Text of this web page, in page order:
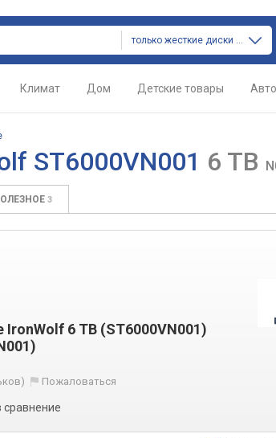
только жесткие диски (hdd)
Климат Дом Детские товары Авто
ST6000VN001 6 TB
3
6 TB (ST6000VN001)
Пожаловаться
сравнение